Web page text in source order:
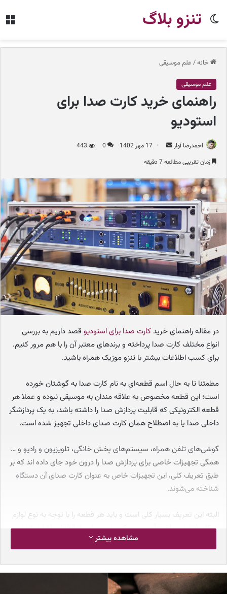
تنزو بلاگ
تغییر
خانه/ علم موسیقی
علم موسیقی
راهنمای خرید کارت صدا برای
استودیو
احمدرضا آوار
ا
ل
ب
ه
ا
م
ی
ل
17 مهر 1402 0
443
زمان تقریبی مطالعه 7 دقیقه
در مقاله راهنمای خریدکارت صدا برای استودیو قصد داریم به بررسی
انواع مختلف کارت صدا پرداخته و برندهای معتبر آن‌ را با هم مرور کنیم.
برای کسب اطلاعات بیشتر با تنزو موزیک همراه باشید.
مطمئنا تا به حال اسم قطعه‌ای به نام کارت صدا به گوشتان خورده
است؛ این قطعه مخصوص به علاقه مندان به موسیقی نبوده و عملا هر
قطعه الکترونیکی که قابلیت پردازش صدا را داشته باشد، به یک پردازشگر
داخلی صدا یا به اصطلاح همان کارت صدای داخلی تجهیز شده است.
گوشی‌های تلفن همراه، سیستم‌های پخش خانگی، تلویزیون و رادیو و …
همگی تجهیزات خاصی برای پردازش صدا را درون خود جای داده اند که بر
طبق تعریف کلی، این تجهیزات خاص به عنوان کارت صدای آن دستگاه
شناخته می‌شوند.
البته این تعریف بسیار کلی است و باید هر قطعه را با توجه به نوع لوازم
به کار رفته در ساخت آن بررسی کرد؛ در بسیاری از قطعات اشاره شده،
یک پردازشگر صوتی داخلی (DSP) با عملکردی بسیار ساده و قدرت
جدول محتوا
مشاهده بیشتر